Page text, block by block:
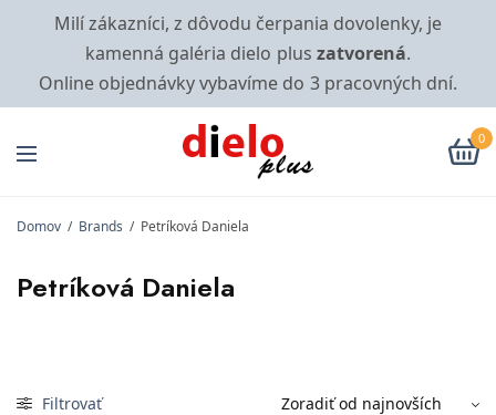
Milí zákazníci, z dôvodu čerpania dovolenky, je
kamenná galéria dielo plus zatvorená.
Online objednávky vybavíme do 3 pracovných dní.
0
Domov / Brands / Petríková Daniela
Petríková Daniela
Filtrovať